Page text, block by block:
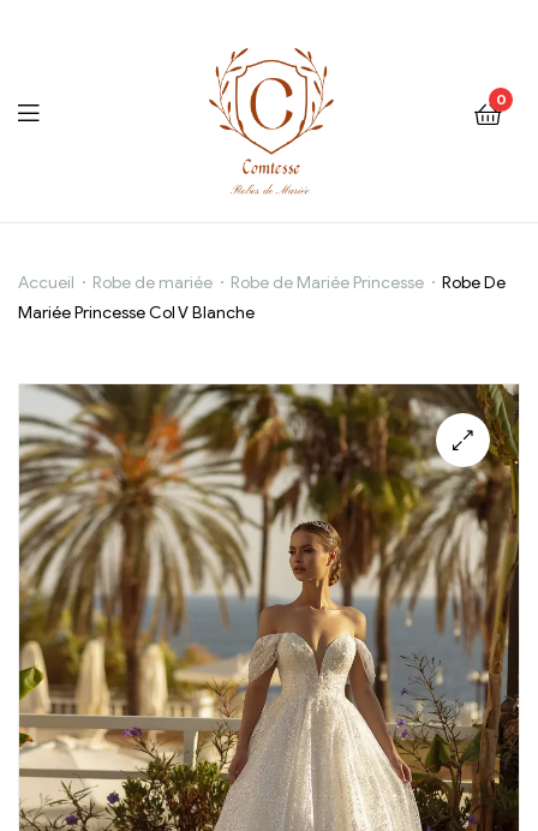
0
Robe
De
Mariée
Princesse
Col
V
Blanche
Accueil Robe de mariée Robe de Mariée Princesse
Robe De
Mariée Princesse Col V Blanche